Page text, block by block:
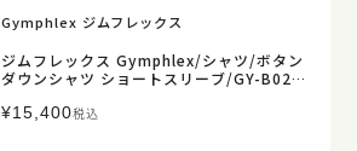
Gymphlex ジムフレックス
ジムフレックス Gymphlex/シャツ/ボタン
ダウンシャツ ショートスリーブ/GY-B0244
¥15,400税込